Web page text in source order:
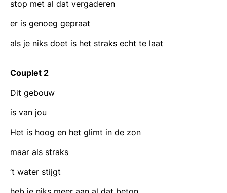
stop met al dat vergaderen
er is genoeg gepraat
als je niks doet is het straks echt te laat
Couplet 2
Dit gebouw
is van jou
Het is hoog en het glimt in de zon
maar als straks
‘t water stijgt